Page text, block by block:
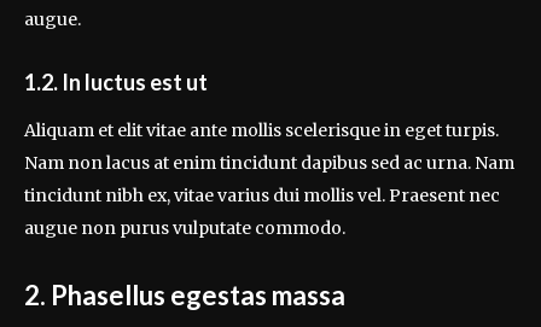
augue.
1.2. In luctus est ut
Aliquam et elit vitae ante mollis scelerisque in eget turpis.
Nam non lacus at enim tincidunt dapibus sed ac urna. Nam
tincidunt nibh ex, vitae varius dui mollis vel. Praesent nec
augue non purus vulputate commodo.
2. Phasellus egestas massa